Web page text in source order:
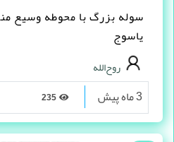
سوله بزرگ با محوطه وسیع
یاسوج
روح‌الله
3 ماه پیش